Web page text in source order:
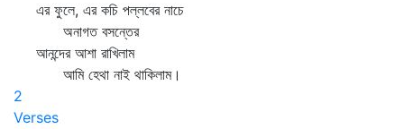
এর ফুলে, এর কচি পল্লবের নাচে
অনাগত বসন্তের
আনন্দের আশা রাখিলাম
আমি হেথা নাই থাকিলাম।
2
Verses